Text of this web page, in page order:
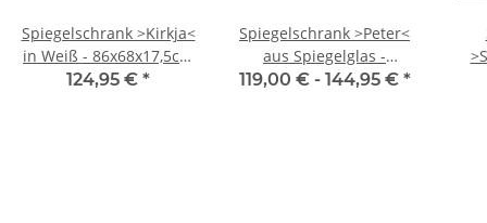
Spiegelschrank >Kirkja<
in Weiß - 86x68x17,5cm
(BxHxT)
124,95 € *
Spiegelschrank >Peter<
aus Spiegelglas -
60x68x20cm (BxHxT)
119,00 € - 144,95 € *